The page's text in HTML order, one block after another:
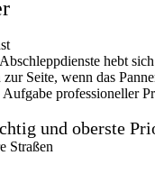
hebt
Seite, wenn das
professioneller
und oberste
Straßen